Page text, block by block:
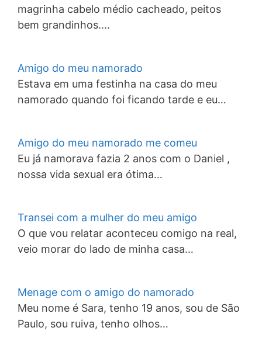
magrinha cabelo médio cacheado, peitos
bem grandinhos.…
Amigo do meu namorado
Estava em uma festinha na casa do meu
namorado quando foi ficando tarde e eu…
Amigo do meu namorado me comeu
Eu já namorava fazia 2 anos com o Daniel ,
nossa vida sexual era ótima…
Transei com a mulher do meu amigo
O que vou relatar aconteceu comigo na real,
veio morar do lado de minha casa…
Menage com o amigo do namorado
Meu nome é Sara, tenho 19 anos, sou de São
Paulo, sou ruiva, tenho olhos…